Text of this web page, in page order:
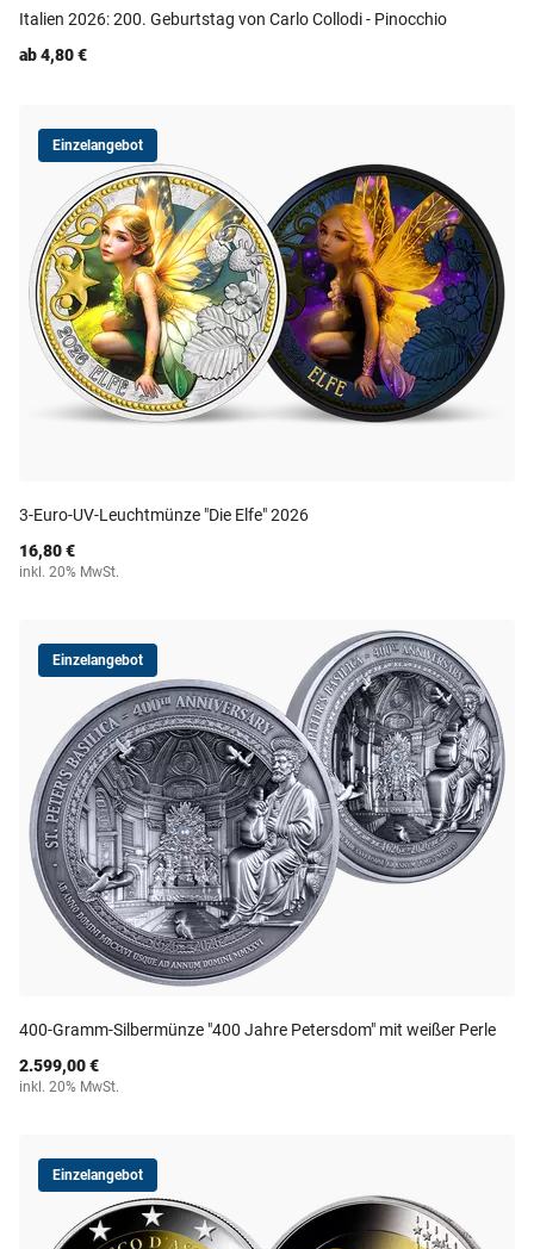
Italien 2026: 200. Geburtstag von Carlo Collodi - Pinocchio
ab 4,80 €
Einzelangebot
3-Euro-UV-Leuchtmünze "Die Elfe" 2026
16,80 €
inkl. 20% MwSt.
Einzelangebot
400-Gramm-Silbermünze "400 Jahre Petersdom" mit weißer Perle
2.599,00 €
inkl. 20% MwSt.
Einzelangebot